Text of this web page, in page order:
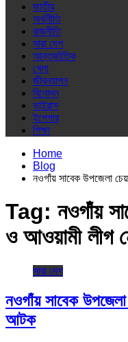
জাতীয়
অর্থনীতি
রাজনীতি
সারা দেশ
আন্তর্জাতিক
খেলা
জীবনযাপন
বিনোদন
ভাইরাস
ইপেপার
শিক্ষা
Home
Blog
নওগাঁয় সাবেক উপজেলা
Tag: নওগাঁয়
ও আওয়ামী লীগ
সারা দেশ
নওগাঁয় সাবেক
আটক